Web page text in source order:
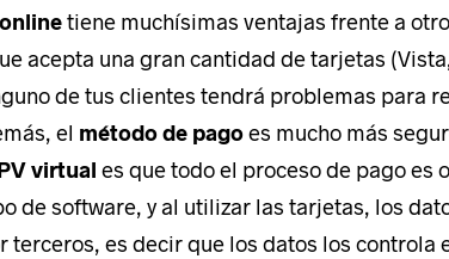
tiene muchísimas ventajas frente a
acepta una gran cantidad de tarjetas
de tus clientes tendrá problemas para
el método de pagoes mucho más
virtual es que todo el proceso de pago es
de software, y al utilizar las tarjetas, los
terceros, es decir que los datos los controla
Desarrollo de tienda online
Quiero formar parte de
Coodex